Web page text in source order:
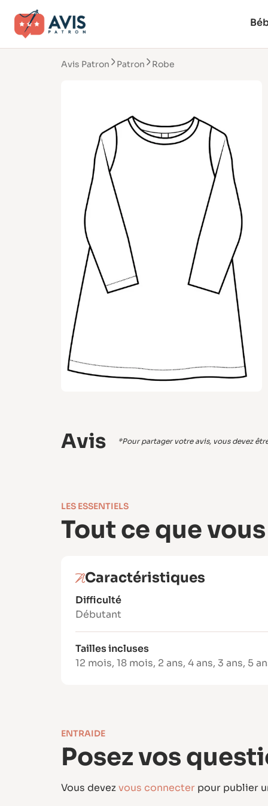
Avis Patron Patron Robe
Avis *Pour partager votre avis, vous devez
LES ESSENTIELS
Tout ce que
Caractéristiques
Difficulté
Débutant
Tailles incluses
12 mois, 18 mois, 2 ans, 4 ans, 3 ans, 5
ENTRAIDE
Posez vos
Vous devezvous connecter pour publier